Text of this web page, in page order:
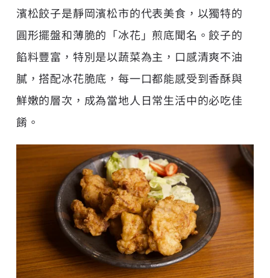
濱松餃子是靜岡濱松市的代表美食，以獨特的
圓形擺盤和薄脆的「冰花」煎底聞名。餃子的
餡料豐富，特別是以蔬菜為主，口感清爽不油
膩，搭配冰花脆底，每一口都能感受到香酥與
鮮嫩的層次，成為當地人日常生活中的必吃佳
餚。